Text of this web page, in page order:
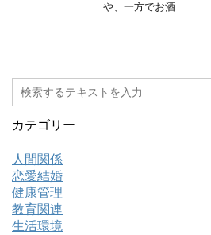
や、一方でお酒 …
カテゴリー
人間関係
恋愛結婚
健康管理
教育関連
生活環境